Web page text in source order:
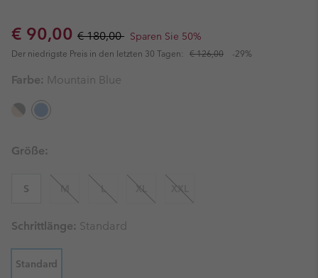
Sale price:
€ 90,00 Regular price:
€ 180,00 Sparen Sie 50%
Der niedrigste Preis in den letzten 30 Tagen: € 126,00 -29%
Farbe: Mountain Blue
Größe:
S M L XL XXL
Schrittlänge: Standard
Standard